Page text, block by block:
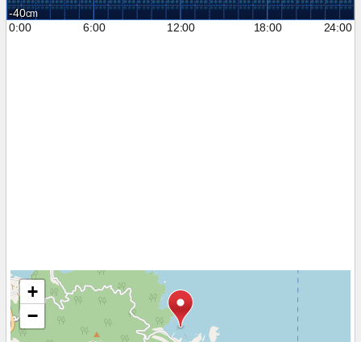
-40
0:00
6:00 12:00 18:00 24:00
+
−